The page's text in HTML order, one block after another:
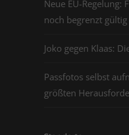
Neue EU-Regelung:
noch begrenzt gültig
Joko gegen Klaas:
Passfotos selbst
größten